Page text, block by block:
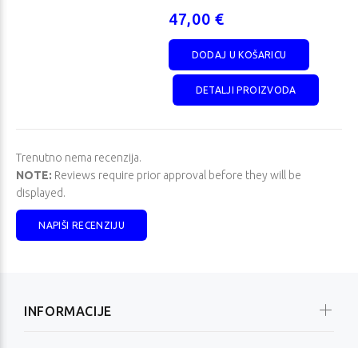
47,00 €
DODAJ U KOŠARICU
DETALJI PROIZVODA
Trenutno nema recenzija.
NOTE: Reviews require prior approval before they will be
displayed.
NAPIŠI RECENZIJU
Legion 9
€
plaćanje
Lenovo Legion T7
INFORMACIJE